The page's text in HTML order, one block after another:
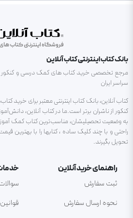
بانک کتاب اینترنتی کتاب آنلاین
مرجع تخصصی خرید کتاب های کمک درسی و کنکور
سراسر ایران
کتاب آنلاین، بانک کتاب اینترنتی معتبر برای
کنکور از ناشران برتر است.ما در کتاب آنلاین،
به وضعیت تحصیلیشان، مناسب‌ترین کتاب کمک
راحتی و با چند کلیک ساده ، کتابها را با بهترین
تحویل بگیرند.
راهنمای خرید آنلاین
ثبت سفارش
نحوه ارسال سفارش